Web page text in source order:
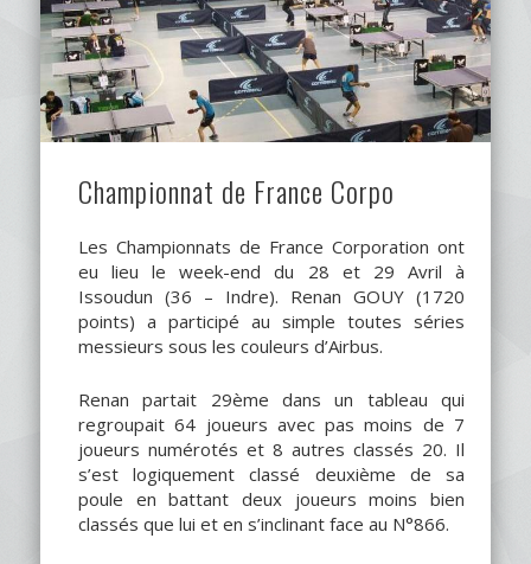
Championnat de France Corpo
Les Championnats de France Corporation ont
eu lieu le week-end du 28 et 29 Avril à
Issoudun (36 – Indre). Renan GOUY (1720
points) a participé au simple toutes séries
messieurs sous les couleurs d’Airbus.
Renan partait 29ème dans un tableau qui
regroupait 64 joueurs avec pas moins de 7
joueurs numérotés et 8 autres classés 20. Il
s’est logiquement classé deuxième de sa
poule en battant deux joueurs moins bien
classés que lui et en s’inclinant face au N°866.